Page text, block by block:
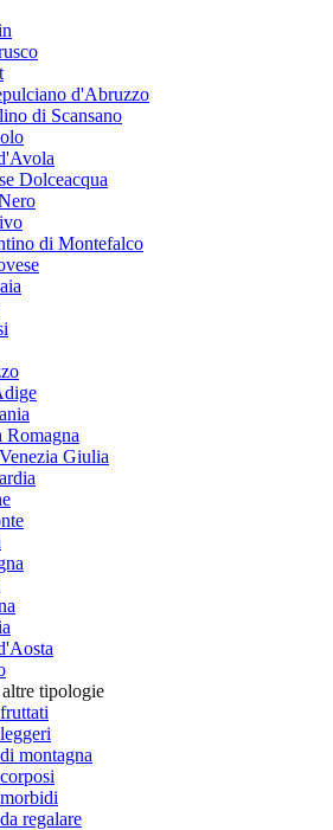
d'Abruzzo
di Scansano
Dolceacqua
di Montefalco
Romagna
Giulia
tipologie
montagna
regalare